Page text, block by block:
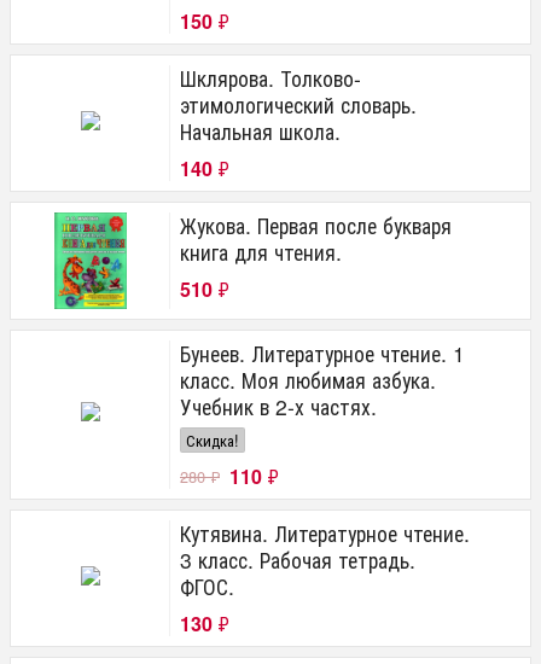
150 ₽
Шклярова. Толково-
этимологический словарь.
Начальная школа.
140 ₽
Жукова. Первая после букваря
книга для чтения.
510 ₽
Бунеев. Литературное чтение. 1
класс. Моя любимая азбука.
Учебник в 2-х частях.
Скидка!
280₽ 110 ₽
Кутявина. Литературное чтение.
3 класс. Рабочая тетрадь.
ФГОС.
130 ₽